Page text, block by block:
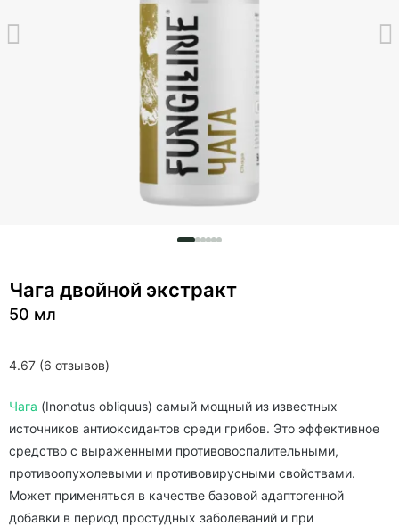
4.67 (6 отзывов)
Чага двойной экстракт
50 мл
Чага (Inonotus obliquus) самый мощный из известных
источников антиоксидантов среди грибов. Это эффективное
средство с выраженными противовоспалительными,
противоопухолевыми и противовирусными свойствами.
Может применяться в качестве базовой адаптогенной
добавки в период простудных заболеваний и при